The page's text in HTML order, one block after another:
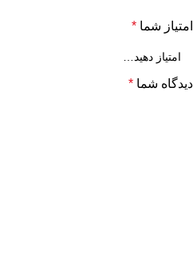
امتیاز شما *
دیدگاه شما *